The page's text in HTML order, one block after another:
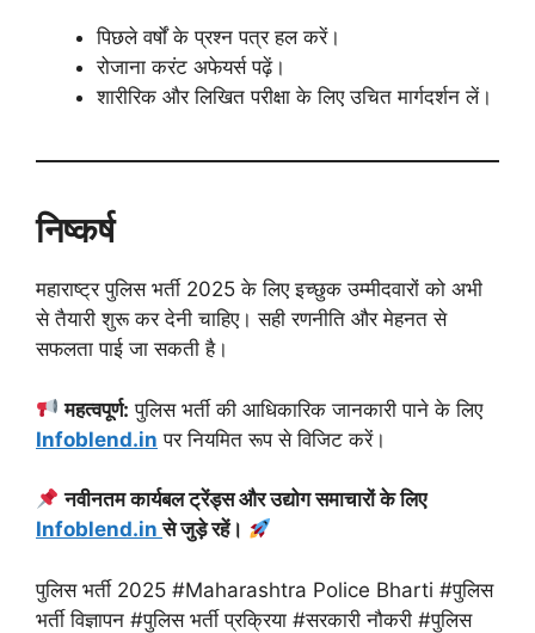
पिछले वर्षों के प्रश्न पत्र हल करें।
रोजाना करंट अफेयर्स पढ़ें।
शारीरिक और लिखित परीक्षा के लिए उचित मार्गदर्शन लें।
निष्कर्ष
महाराष्ट्र पुलिस भर्ती 2025 के लिए इच्छुक उम्मीदवारों को अभी
से तैयारी शुरू कर देनी चाहिए। सही रणनीति और मेहनत से
सफलता पाई जा सकती है।
महत्वपूर्ण: पुलिस भर्ती की आधिकारिक जानकारी पाने के लिए
Infoblend.in पर नियमित रूप से विजिट करें।
नवीनतम कार्यबल ट्रेंड्स और उद्योग समाचारों के लिए
Infoblend.inसे जुड़े रहें।
पुलिस भर्ती 2025 #Maharashtra Police Bharti #पुलिस
भर्ती विज्ञापन #पुलिस भर्ती प्रक्रिया #सरकारी नौकरी #पुलिस